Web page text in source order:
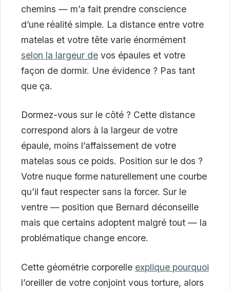
chemins — m’a fait prendre conscience
d’une réalité simple. La distance entre votre
matelas et votre tête varie énormément
selon la largeur de vos épaules et votre
façon de dormir. Une évidence ? Pas tant
que ça.
Dormez-vous sur le côté ? Cette distance
correspond alors à la largeur de votre
épaule, moins l’affaissement de votre
matelas sous ce poids. Position sur le dos ?
Votre nuque forme naturellement une courbe
qu’il faut respecter sans la forcer. Sur le
ventre — position que Bernard déconseille
mais que certains adoptent malgré tout — la
problématique change encore.
Cette géométrie corporelle explique pourquoi
l’oreiller de votre conjoint vous torture, alors